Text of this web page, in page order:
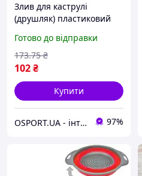
Злив для каструлі
(друшляк) пластиковий
кліпсі (затиску) 18см
Stenson (C39663)
Готово до відправки
102₴
173.75 ₴
Купити
OSPORT.UA - інтернет магазин спортивних товарів 97%